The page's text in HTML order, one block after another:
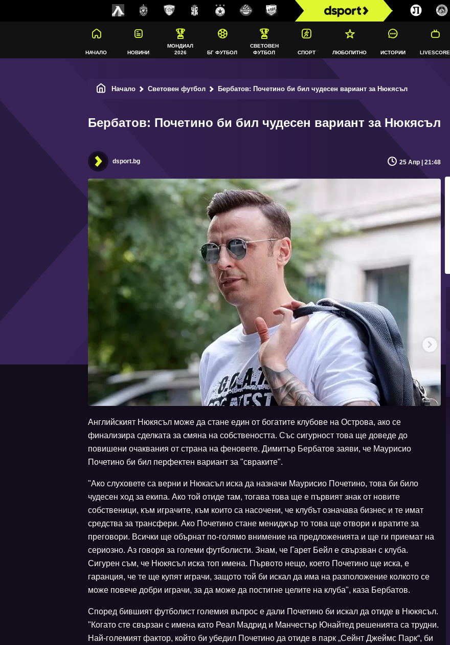
НАЧАЛО НОВИНИ
МОНДИАЛ
2026
БГ ФУТБОЛ
СВЕТОВЕН
ФУТБОЛ
СПОРТ ЛЮБОПИТНО ИСТОРИИ LIVESCORE
Начало Световен футбол Бербатов: Почетино би бил чудесен вариант за Нюкясъл
Бербатов: Почетино би бил чудесен вариант за Нюкясъл
dsport.bg 25 Апр | 21:48
Английският Нюкясъл може да стане един от богатите клубове на Острова, ако се
финализира сделката за смяна на собствеността. Със сигурност това ще доведе до
повишени очаквания от страна на феновете. Димитър Бербатов заяви, че Маурисио
Почетино би бил перфектен вариант за "свраките".
"Ако слуховете са верни и Нюкасъл иска да назначи Маурисио Почетино, това би било
чудесен ход за екипа. Ако той отиде там, тогава това ще е първият знак от новите
собственици, към играчите, към които са насочени, че клубът означава бизнес и те имат
средства за трансфери. Ако Почетино стане мениджър то това ще отвори и вратите за
преговори. Всички ще обърнат по-голямо внимение на предложенията и ще ги приемат на
сериозно. Аз говоря за големи футболисти. Знам, че Гарет Бейл е свързван с клуба.
Сигурен съм, че Нюкясъл иска топ имена. Първото нещо, което Почетино ще иска, е
гаранция, че те ще купят играчи, защото той би искал да има на разположение колкото се
може повече добри играчи, за да може да постигне целите на клуба", каза Бербатов.
Според бившият футболист големия въпрос е дали Почетино би искал да отиде в Нюкясъл.
"Когато сте свързан с имена като Реал Мадрид и Манчестър Юнайтед решенията са трудни.
Най-големият фактор, който би убедил Почетино да отиде в парк „Сейнт Джеймс Парк“, би